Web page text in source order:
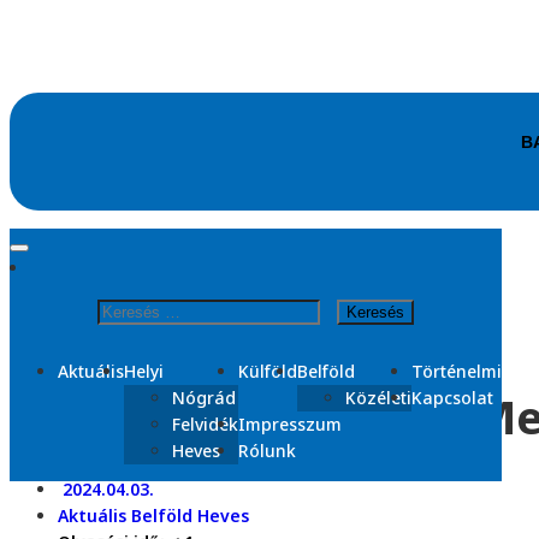
Keresés:
AktuálisHelyi
Nógrád
Felvidék
Heves
KülföldBelföld
Közéleti
Történelmi
Kapcsolat
Impresszum
Rólunk
április
Kigyulladt egy autó
2024.04.03.
Aktuális Belföld Heves